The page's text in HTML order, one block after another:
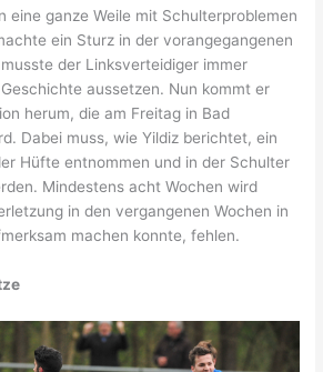
eine ganze Weile mit Schulterproblemen
ein Sturz in der vorangegangenen
der Linksverteidiger immer
aussetzen. Nun kommt er
herum, die am Freitag in Bad
Dabei muss, wie Yildiz berichtet, ein
Hüfte entnommen und in der Schulter
Mindestens acht Wochen wird
in den vergangenen Wochen in
machen konnte, fehlen.